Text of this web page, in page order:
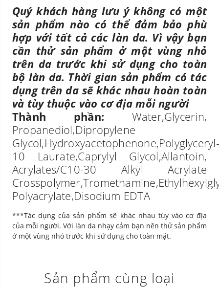
Quý khách hàng lưu ý không có một
sản phẩm nào có thể đảm bảo phù
hợp với tất cả các làn da. Vì vậy bạn
cần thử sản phẩm ở một vùng nhỏ
trên da trước khi sử dụng cho toàn
bộ làn da. Thời gian sản phẩm có tác
dụng trên da sẽ khác nhau hoàn toàn
và tùy thuộc vào cơ địa mỗi người
Thành phần: Water,Glycerin,
Propanediol,Dipropylene
Glycol,Hydroxyacetophenone,Polyglyceryl-
10 Laurate,Caprylyl Glycol,Allantoin,
Acrylates/C10-30 Alkyl Acrylate
Polyacrylate,Disodium EDTA
***Tác dụng của sản phẩm sẽ khác nhau tùy vào cơ địa
của mỗi người. Với làn da nhạy cảm bạn nên thử sản phẩm
ở một vùng nhỏ trước khi sử dụng cho toàn mặt.
Sản phẩm cùng loại